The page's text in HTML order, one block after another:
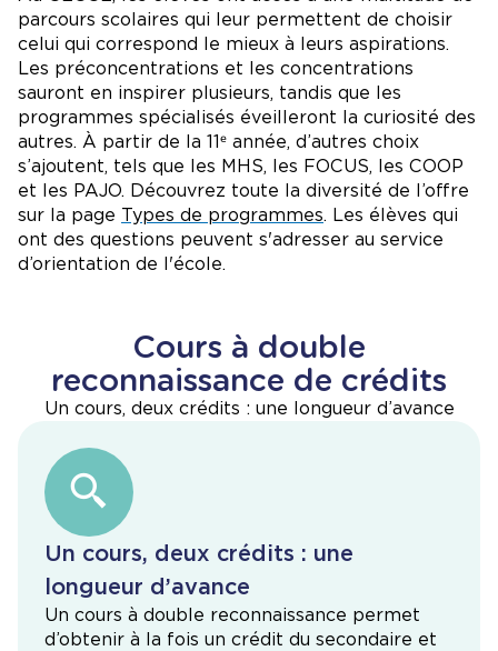
parcours scolaires qui leur permettent de choisir
celui qui correspond le mieux à leurs aspirations.
Les préconcentrations et les concentrations
sauront en inspirer plusieurs, tandis que les
programmes spécialisés éveilleront la curiosité des
autres. À partir de la 11ᵉ année, d’autres choix
s’ajoutent, tels que les MHS, les FOCUS, les COOP
et les PAJO. Découvrez toute la diversité de l’offre
sur la page Types de programmes. Les élèves qui
ont des questions peuvent s'adresser au service
d’orientation de l'école.
Cours à double
reconnaissance de crédits
Un cours, deux crédits : une longueur d’avance
Un cours, deux crédits : une
longueur d’avance
Un cours à double reconnaissance permet
d’obtenir à la fois un crédit du secondaire et